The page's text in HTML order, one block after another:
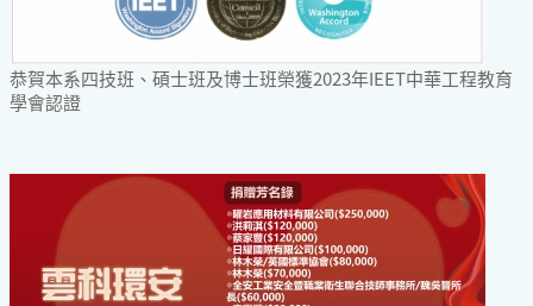
恭賀本系四技班、碩士班及博士班榮獲2023年IEET中華工程教育
學會認證